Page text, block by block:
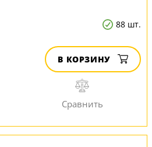
88 шт.
В КОРЗИНУ